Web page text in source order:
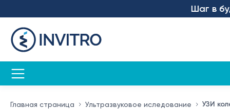
Шаг в
Главная страница Ультразвуковое иследование УЗИ